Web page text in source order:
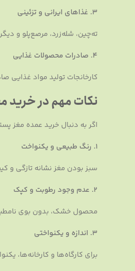
۳. غذاهای ایرانی و تزئینی
ته‌چین، شله‌زرد، مرصع‌پلو و
۴. صادرات محصولات غذایی
کارخانجات تولید مواد غذایی
نکات مهم در خرید
اگر به دنبال خرید عمده مغز
۱. رنگ طبیعی و یکنواخت
سبز بودن مغز نشانه تازگی و
۲. عدم وجود رطوبت و کپک
محصول خشک، بدون بوی
۳. اندازه و یکنواختی
برای کارگاه‌ها و کارخانه‌ها،